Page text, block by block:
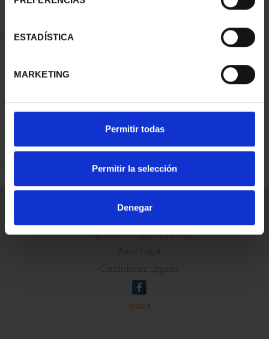
ESTADÍSTICA
MARKETING
Permitir todas
Permitir la selección
Denegar
REFINAR
Información General
Contacto
Preguntas Frequentes (FAQs)
Aviso Legal
Condiciones Legales
Ayuda